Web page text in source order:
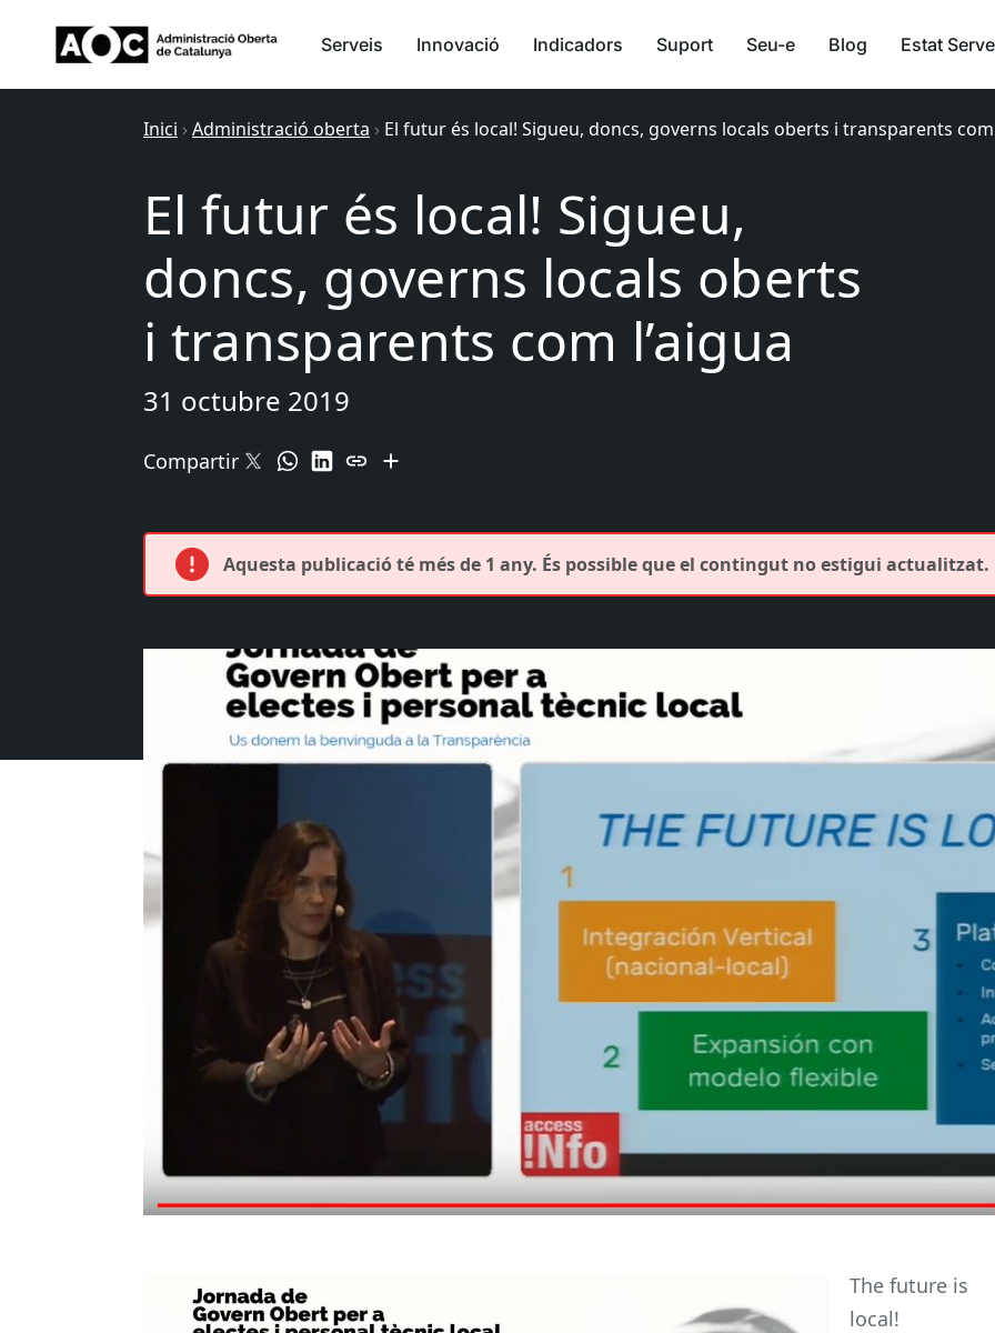
Serveis Innovació Indicadors Suport Seu-e Blog Estat
Inici › Administració oberta › El futur és local! Sigueu, doncs, governs locals oberts i transparents com
El futur és local! Sigueu,
doncs, governs locals oberts
i transparents com l’aigua
31 octubre 2019
Compartir
Aquesta publicació té més de 1 any. És possible que el contingut no estigui actualitzat.
The future is
local!